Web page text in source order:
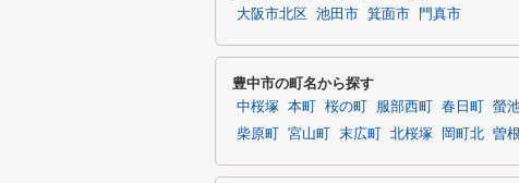
大阪市北区 池田市 箕面市 門真市
豊中市の町名から探す
中桜塚 本町 桜の町 服部西町 春日町 螢
柴原町
宮山町 末広町 北桜塚 岡町北 曽